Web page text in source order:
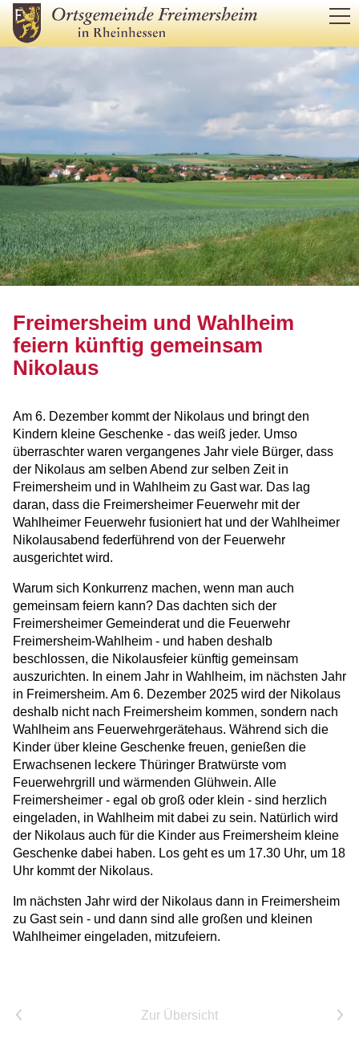
AKTUELLES
GRUSSWORT
GEMEINDERAT UND VERWALTUNG
BILDERGALERIEN
NACHRICHTENBLATT
BÜRGERSERVICE
LEBEN IM ORT
TOURISMUS & KULTUR
WIRTSCHAFT
Freimersheim und Wahlheim
feiern künftig gemeinsam
Nikolaus
Am 6. Dezember kommt der Nikolaus und bringt den
Kindern kleine Geschenke - das weiß jeder. Umso
überraschter waren vergangenes Jahr viele Bürger, dass
der Nikolaus am selben Abend zur selben Zeit in
Freimersheim und in Wahlheim zu Gast war. Das lag
daran, dass die Freimersheimer Feuerwehr mit der
Wahlheimer Feuerwehr fusioniert hat und der Wahlheimer
Nikolausabend federführend von der Feuerwehr
ausgerichtet wird.
Warum sich Konkurrenz machen, wenn man auch
gemeinsam feiern kann? Das dachten sich der
Freimersheimer Gemeinderat und die Feuerwehr
Freimersheim-Wahlheim - und haben deshalb
beschlossen, die Nikolausfeier künftig gemeinsam
auszurichten. In einem Jahr in Wahlheim, im nächsten Jahr
in Freimersheim. Am 6. Dezember 2025 wird der Nikolaus
deshalb nicht nach Freimersheim kommen, sondern nach
Wahlheim ans Feuerwehrgerätehaus. Während sich die
Kinder über kleine Geschenke freuen, genießen die
Erwachsenen leckere Thüringer Bratwürste vom
Feuerwehrgrill und wärmenden Glühwein. Alle
Freimersheimer - egal ob groß oder klein - sind herzlich
eingeladen, in Wahlheim mit dabei zu sein. Natürlich wird
der Nikolaus auch für die Kinder aus Freimersheim kleine
Geschenke dabei haben. Los geht es um 17.30 Uhr, um 18
Uhr kommt der Nikolaus.
Im nächsten Jahr wird der Nikolaus dann in Freimersheim
zu Gast sein - und dann sind alle großen und kleinen
Wahlheimer eingeladen, mitzufeiern.
Vorheriger Artikel Zur Übersicht Nächster Artikel